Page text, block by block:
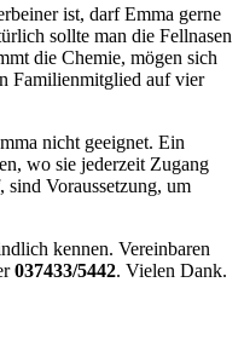
ist, darf Emma gerne
sollte man die Fellnasen
die Chemie, mögen sich
Familienmitglied auf vier
nicht geeignet. Ein
wo sie jederzeit Zugang
Voraussetzung, um
kennen. Vereinbaren
037433/5442. Vielen Dank.